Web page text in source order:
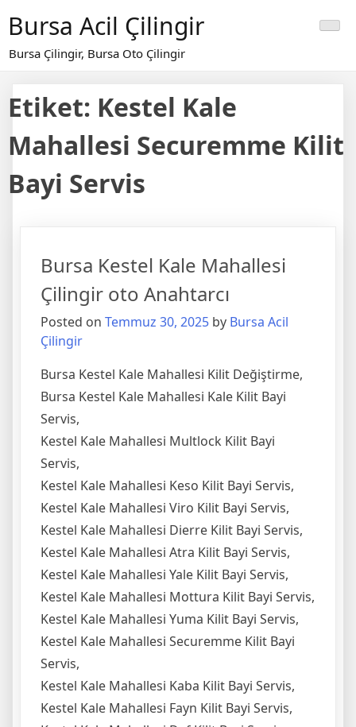
content
Bursa Acil Çilingir
Bursa Çilingir, Bursa Oto Çilingir
Etiket: Kestel Kale
Mahallesi Securemme Kilit
Bayi Servis
Bursa Kestel Kale Mahallesi
Çilingir oto Anahtarcı
Posted on Temmuz 30, 2025 by Bursa Acil
Çilingir
Bursa Kestel Kale Mahallesi Kilit Değiştirme,
Bursa Kestel Kale Mahallesi Kale Kilit Bayi
Servis,
Kestel Kale Mahallesi Multlock Kilit Bayi
Servis,
Kestel Kale Mahallesi Keso Kilit Bayi Servis,
Kestel Kale Mahallesi Viro Kilit Bayi Servis,
Kestel Kale Mahallesi Dierre Kilit Bayi Servis,
Kestel Kale Mahallesi Atra Kilit Bayi Servis,
Kestel Kale Mahallesi Yale Kilit Bayi Servis,
Kestel Kale Mahallesi Mottura Kilit Bayi Servis,
Kestel Kale Mahallesi Yuma Kilit Bayi Servis,
Kestel Kale Mahallesi Securemme Kilit Bayi
Servis,
Kestel Kale Mahallesi Kaba Kilit Bayi Servis,
Kestel Kale Mahallesi Fayn Kilit Bayi Servis,